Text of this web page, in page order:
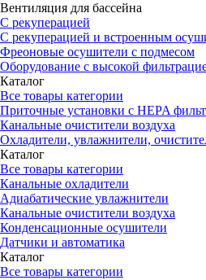
Вентиляция для бассейна
С рекуперацией
С рекуперацией и встроенным
Фреоновые осушители с подмесом
Оборудование с высокой
Каталог
Все товары категории
Приточные установки c HEPA
Канальные очистители воздуха
Охладители, увлажнители,
Каталог
Все товары категории
Канальные охладители
Адиабатические увлажнители
Канальные очистители воздуха
Конденсационные осушители
Датчики и автоматика
Каталог
Все товары категории